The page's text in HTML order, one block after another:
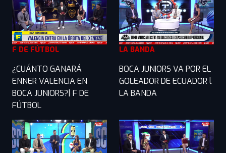
F DE FÚTBOL
¿CUÁNTO GANARÁ
ENNER VALENCIA EN
BOCA JUNIORS?| F DE
FÚTBOL
LA BANDA
BOCA JUNIORS VA POR EL
GOLEADOR DE ECUADOR l
LA BANDA